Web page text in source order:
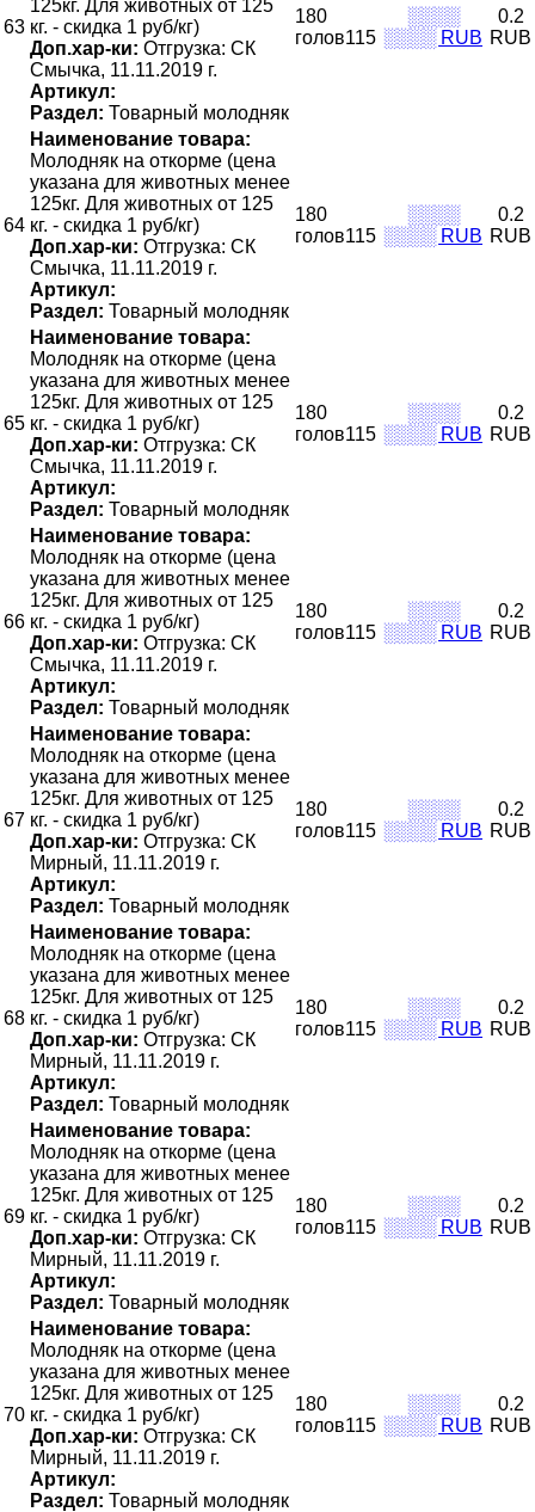
63
125кг. Для животных от 125
кг. - скидка 1 руб/кг)
Доп.хар-ки: Отгрузка: СК
Смычка, 11.11.2019 г.
Артикул:
Раздел: Товарный молодняк
180
голов115
░░░░
░░░░ RUB
0.2
RUB
64
Наименование товара:
Молодняк на откорме (цена
указана для животных менее
125кг. Для животных от 125
кг. - скидка 1 руб/кг)
Доп.хар-ки: Отгрузка: СК
Смычка, 11.11.2019 г.
Артикул:
Раздел: Товарный молодняк
180
голов115
░░░░
░░░░ RUB
0.2
RUB
65
Наименование товара:
Молодняк на откорме (цена
указана для животных менее
125кг. Для животных от 125
кг. - скидка 1 руб/кг)
Доп.хар-ки: Отгрузка: СК
Смычка, 11.11.2019 г.
Артикул:
Раздел: Товарный молодняк
180
голов115
░░░░
░░░░ RUB
0.2
RUB
66
Наименование товара:
Молодняк на откорме (цена
указана для животных менее
125кг. Для животных от 125
кг. - скидка 1 руб/кг)
Доп.хар-ки: Отгрузка: СК
Смычка, 11.11.2019 г.
Артикул:
Раздел: Товарный молодняк
180
голов115
░░░░
░░░░ RUB
0.2
RUB
67
Наименование товара:
Молодняк на откорме (цена
указана для животных менее
125кг. Для животных от 125
кг. - скидка 1 руб/кг)
Доп.хар-ки: Отгрузка: СК
Мирный, 11.11.2019 г.
Артикул:
Раздел: Товарный молодняк
180
голов115
░░░░
░░░░ RUB
0.2
RUB
68
Наименование товара:
Молодняк на откорме (цена
указана для животных менее
125кг. Для животных от 125
кг. - скидка 1 руб/кг)
Доп.хар-ки: Отгрузка: СК
Мирный, 11.11.2019 г.
Артикул:
Раздел: Товарный молодняк
180
голов115
░░░░
░░░░ RUB
0.2
RUB
69
Наименование товара:
Молодняк на откорме (цена
указана для животных менее
125кг. Для животных от 125
кг. - скидка 1 руб/кг)
Доп.хар-ки: Отгрузка: СК
Мирный, 11.11.2019 г.
Артикул:
Раздел: Товарный молодняк
180
голов115
░░░░
░░░░ RUB
0.2
RUB
70
Наименование товара:
Молодняк на откорме (цена
указана для животных менее
125кг. Для животных от 125
кг. - скидка 1 руб/кг)
Доп.хар-ки: Отгрузка: СК
Мирный, 11.11.2019 г.
Артикул:
Раздел: Товарный молодняк
180
голов115
░░░░
░░░░ RUB
0.2
RUB